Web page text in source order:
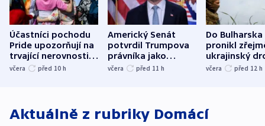
Účastníci pochodu
Pride upozorňují na
trvající nerovnosti i
společenskou
včera před 10 h
Americký Senát
potvrdil Trumpova
právníka jako
ministra
včera před 11 h
Do Bulharska
pronikl
ukrajinský
explodoval
včera před 12 h
Aktuálně z rubriky Domácí